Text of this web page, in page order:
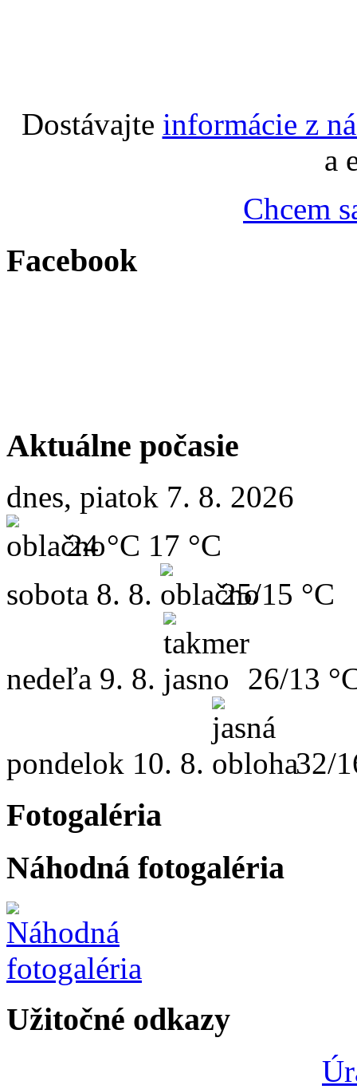
Dostávajte informácie z
a
Chcem
Facebook
Aktuálne počasie
dnes, piatok 7. 8. 2026
24 °C 17 °C
sobota 8. 8. 25/15 °C
nedeľa 9. 8. 26/13
pondelok 10. 8. 32/
Fotogaléria
Náhodná fotogaléria
Užitočné odkazy